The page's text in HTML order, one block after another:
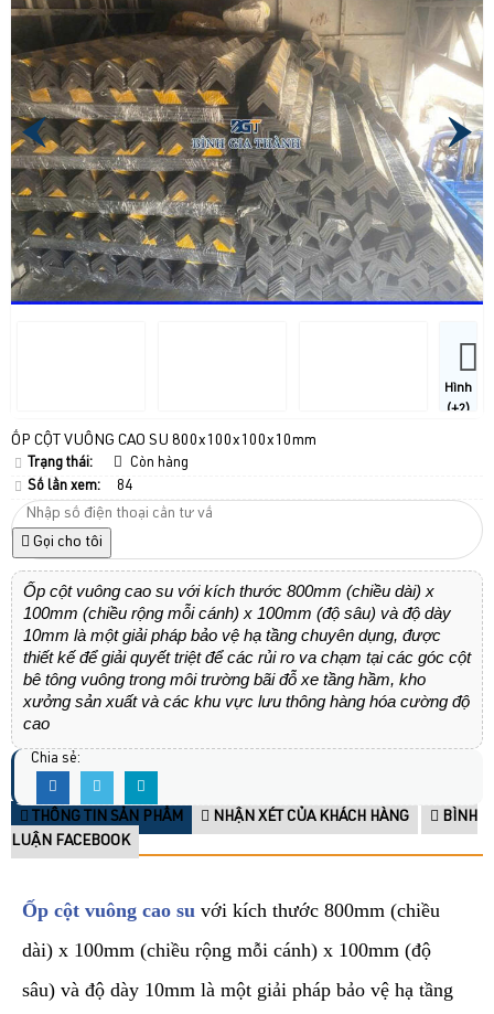
Hình
(+2)
ỐP CỘT VUÔNG CAO SU 800x100x100x10mm
Trạng thái:
Còn hàng
Số lần xem:
84
Gọi cho tôi
Ốp cột vuông cao su với kích thước 800mm (chiều dài) x
100mm (chiều rộng mỗi cánh) x 100mm (độ sâu) và độ dày
10mm là một giải pháp bảo vệ hạ tầng chuyên dụng, được
thiết kế để giải quyết triệt để các rủi ro va chạm tại các góc cột
bê tông vuông trong môi trường bãi đỗ xe tầng hầm, kho
xưởng sản xuất và các khu vực lưu thông hàng hóa cường độ
cao
Chia sẻ:
THÔNG TIN SẢN PHẨM NHẬN XÉT CỦA KHÁCH HÀNG
BÌNH
LUẬN FACEBOOK
Ốp cột vuông cao su với kích thước 800mm (chiều
dài) x 100mm (chiều rộng mỗi cánh) x 100mm (độ
sâu) và độ dày 10mm là một giải pháp bảo vệ hạ tầng